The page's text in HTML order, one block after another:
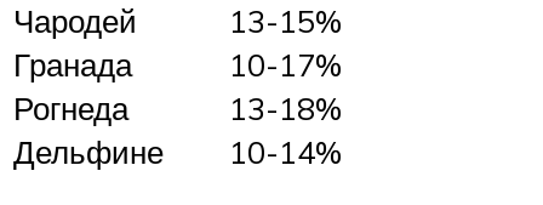
Чародей
13-15%
Гранада
10-17%
Рогнеда
13-18%
Дельфине
10-14%